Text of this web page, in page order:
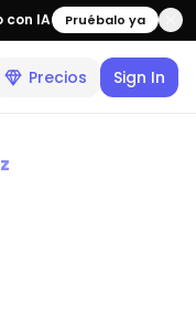
con IA Pruébalo ya
Precios Sign In